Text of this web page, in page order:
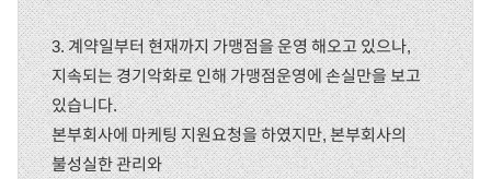
3. 계약일부터 현재까지 가맹점을 운영 해오고 있으나,
지속되는 경기악화로 인해 가맹점운영에 손실만을 보고
있습니다.
본부회사에 마케팅 지원요청을 하였지만, 본부회사의
불성실한 관리와